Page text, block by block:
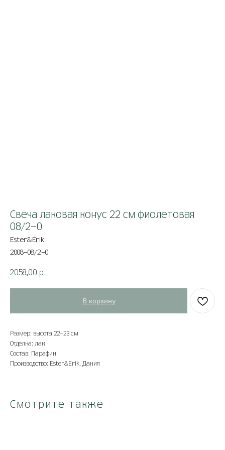
Свеча лаковая конус 22 см фиолетовая
08/2-0
Ester&Erik
2008-08/2-0
2058,00 р.
В корзину
Размер: высота 22-23 см
Отделка: лак
Состав: Парафин
Производство: Ester&Erik, Дания
Смотрите также